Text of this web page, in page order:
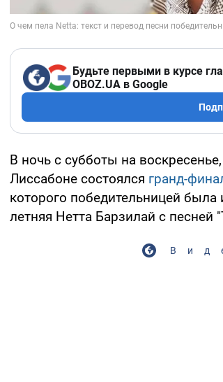
Будьте первыми в курсе
OBOZ.UA в Google
В ночь с субботы на
Лиссабоне состоялся гранд-
которого победительницей была
летняя Нетта Барзилай с песней